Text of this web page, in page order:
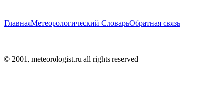
ГлавнаяМетеорологический СловарьОбратная связь
© 2001, meteorologist.ru all rights reserved